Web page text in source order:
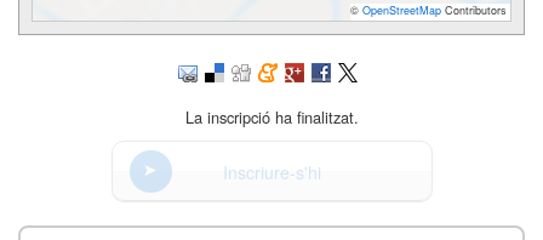
© OpenStreetMap Contributors
La inscripció ha finalitzat.
Inscriure-s'hi